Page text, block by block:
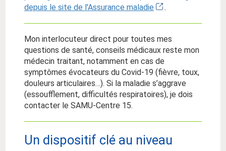
depuis le site de l'Assurance maladie
.
Mon interlocuteur direct pour toutes mes
questions de santé, conseils médicaux reste mon
médecin traitant, notamment en cas de
symptômes évocateurs du Covid-19 (fièvre, toux,
douleurs articulaires…). Si la maladie s’aggrave
(essoufflement, difficultés respiratoires), je dois
contacter le SAMU-Centre 15.
Un dispositif clé au niveau